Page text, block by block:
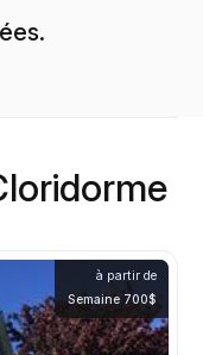
à partir de
Semaine 700$